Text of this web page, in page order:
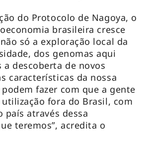
do Protocolo de Nagoya, o
brasileira cresce
só a exploração local da
dos genomas aqui
a descoberta de novos
características da nossa
fazer com que a gente
fora do Brasil, com
país através dessa
teremos”, acredita o